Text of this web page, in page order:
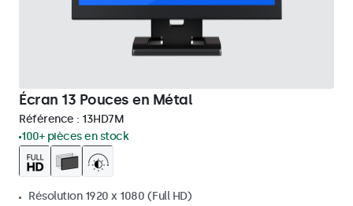
Écran 13 Pouces en Métal
Référence : 13HD7M
100+ pièces en stock
Résolution 1920 x 1080 (Full HD)